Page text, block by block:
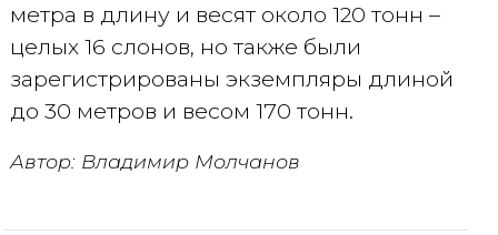
метра в длину и весят около 120 тонн –
целых 16 слонов, но также были
зарегистрированы экземпляры длиной
до 30 метров и весом 170 тонн.
Автор: Владимир Молчанов